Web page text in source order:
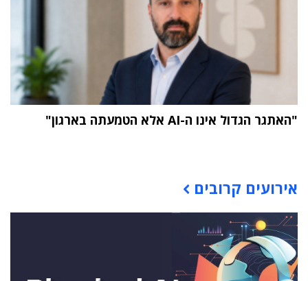
"האתגר הגדול אינו ה-AI אלא הטמעתה בארגון"
אירועים קרובים